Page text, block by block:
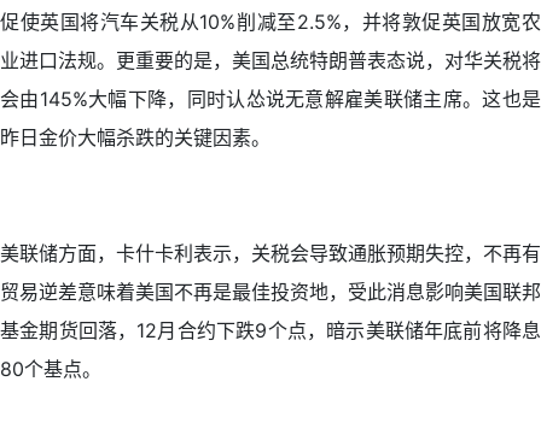
促使英国将汽车关税从10%削减至2.5%，并将敦促英国放宽农
业进口法规。更重要的是，美国总统特朗普表态说，对华关税将
会由145%大幅下降，同时认怂说无意解雇美联储主席。这也是
昨日金价大幅杀跌的关键因素。
美联储方面，卡什卡利表示，关税会导致通胀预期失控，不再有
贸易逆差意味着美国不再是最佳投资地，受此消息影响美国联邦
基金期货回落，12月合约下跌9个点，暗示美联储年底前将降息
80个基点。